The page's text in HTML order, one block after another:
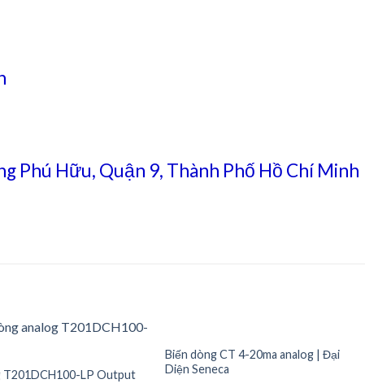
Phú Hữu, Quận 9, Thành Phố Hồ Chí Minh
T201DCH100-LP Output
Biến dòng CT 4-20ma analog | Đại
Diện Seneca